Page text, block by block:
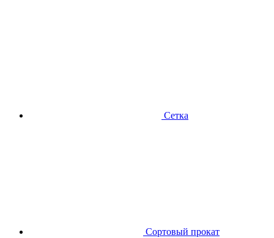
Сетка
Сортовый прокат